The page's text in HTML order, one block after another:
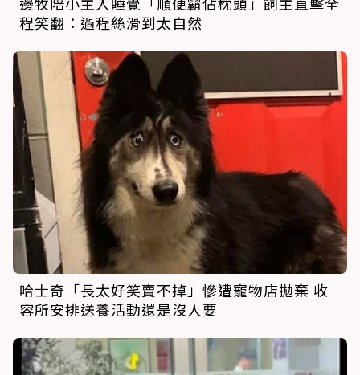
程笑翻：過程絲滑到太自然
哈士奇「長太好笑賣不掉」慘遭寵物店拋棄 收
容所安排送養活動還是沒人要